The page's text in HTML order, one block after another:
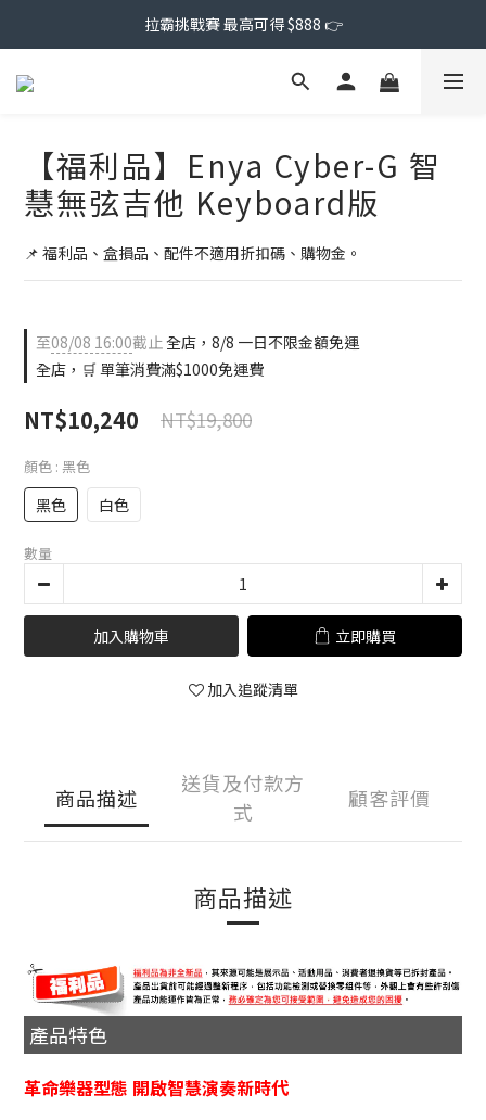
拉霸挑戰賽 最高可得 $888 👉
【福利品】Enya Cyber-G 智
慧無弦吉他 Keyboard版
📌 福利品、盒損品、配件不適用折扣碼、購物金。
至08/08 16:00截止全店，8/8 一日不限金額免運
全店，🛒 單筆消費滿$1000免運費
NT$10,240 NT$19,800
顏色 : 黑色
黑色 白色
數量
加入購物車 立即購買
加入追蹤清單
商品描述
送貨及付款方
式
顧客評價
商品描述
產品特色
革命樂器型態 開啟智慧演奏新時代